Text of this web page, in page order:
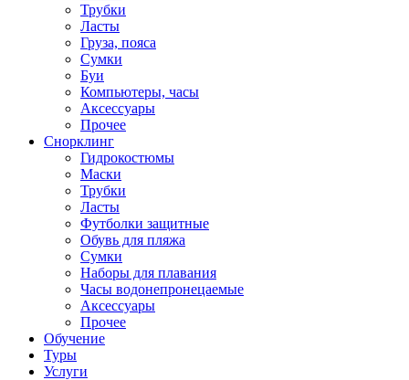
Трубки
Ласты
Груза, пояса
Сумки
Буи
Компьютеры, часы
Аксессуары
Прочее
Снорклинг
Гидрокостюмы
Маски
Трубки
Ласты
Футболки защитные
Обувь для пляжа
Сумки
Наборы для плавания
Часы водонепронецаемые
Аксессуары
Прочее
Обучение
Туры
Услуги